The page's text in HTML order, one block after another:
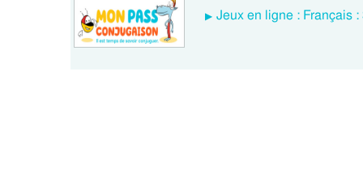
Jeux en ligne : Français